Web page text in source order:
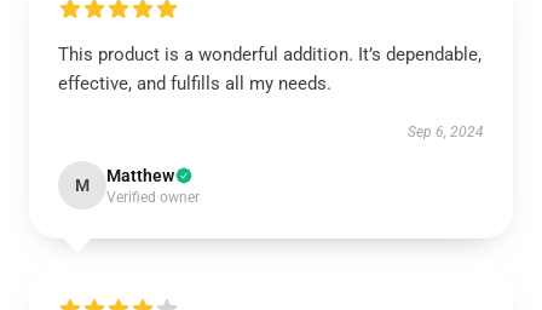
This product is a wonderful addition. It’s dependable,
effective, and fulfills all my needs.
Sep 6, 2024
M Matthew
Verified owner